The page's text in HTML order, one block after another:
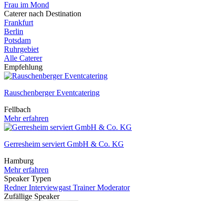
Frau im Mond
Caterer nach Destination
Frankfurt
Berlin
Potsdam
Ruhrgebiet
Alle Caterer
Empfehlung
Rauschenberger Eventcatering
Fellbach
Mehr erfahren
Gerresheim serviert GmbH & Co. KG
Hamburg
Mehr erfahren
Speaker Typen
RednerInterviewgast TrainerModerator
Zufällige Speaker